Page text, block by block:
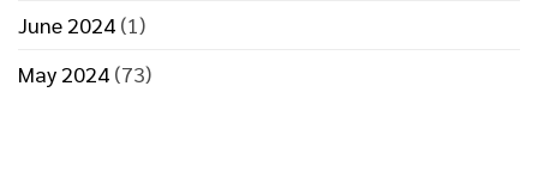
June 2024 (1)
May 2024 (73)